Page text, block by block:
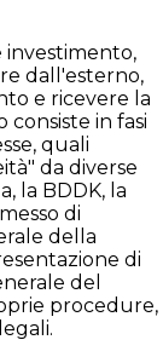
investimento,
dall'esterno,
e ricevere la
consiste in fasi
quali
da diverse
la BDDK, la
di
della
di
del
procedure,